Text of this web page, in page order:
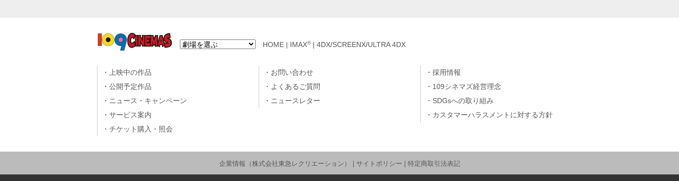
HOME IMAX®| 4DX/SCREENX/ULTRA 4DX
上映中の作品
公開予定作品
ニュース・キャンペーン
サービス案内
チケット購入・照会
お問い合わせ
よくあるご質問
ニュースレター
採用情報
109シネマズ経営理念
SDGsへの取り組み
カスタマーハラスメントに対する方針
企業情報（株式会社東急レクリエーション） サイトポリシー 特定商取引法表記